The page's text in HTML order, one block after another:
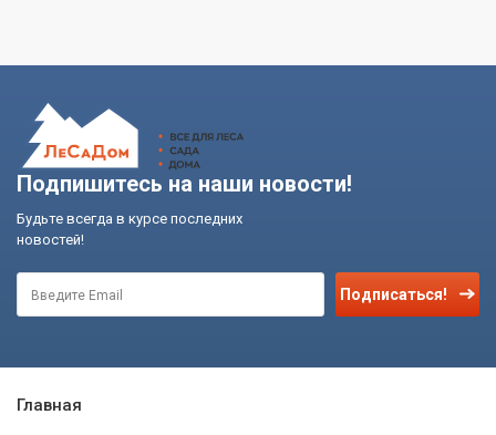
Подпишитесь на наши новости!
Будьте всегда в курсе последних
новостей!
Подписаться!
Главная